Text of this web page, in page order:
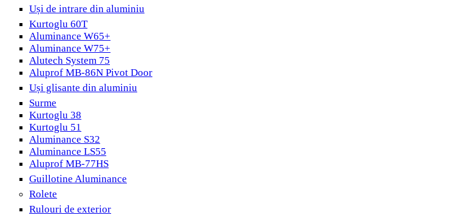
Uși de intrare din aluminiu
Kurtoglu 60T
Aluminance W65+
Aluminance W75+
Alutech System 75
Aluprof MB-86N Pivot Door
Uși glisante din aluminiu
Surme
Kurtoglu 38
Kurtoglu 51
Aluminance S32
Aluminance LS55
Aluprof MB-77HS
Guillotine Aluminance
Rolete
Rulouri de exterior